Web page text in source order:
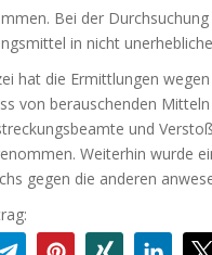
Bei der
in nicht
hat die Ermittlungen
von berauschenden
und
Weiterhin wurde
gegen die anderen